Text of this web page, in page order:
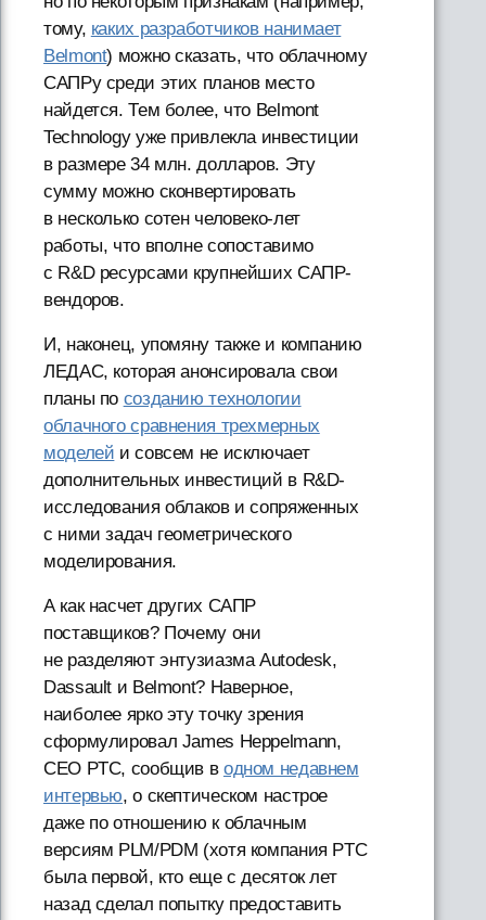
тому, каких разработчиков нанимает
Belmont) можно сказать, что облачному
САПРу среди этих планов место
найдется. Тем более, что Belmont
Technology уже привлекла инвестиции
в размере 34 млн. долларов. Эту
сумму можно сконвертировать
в несколько сотен человеко-лет
работы, что вполне сопоставимо
с R&D ресурсами крупнейших САПР-
вендоров.
И, наконец, упомяну также и компанию
ЛЕДАС, которая анонсировала свои
планы по созданию технологии
облачного сравнения трехмерных
моделей и совсем не исключает
дополнительных инвестиций в R&D-
исследования облаков и сопряженных
с ними задач геометрического
моделирования.
А как насчет других САПР
поставщиков? Почему они
не разделяют энтузиазма Autodesk,
Dassault и Belmont? Наверное,
наиболее ярко эту точку зрения
сформулировал James Heppelmann,
CEO PTC, сообщив в одном недавнем
интервью, о скептическом настрое
даже по отношению к облачным
версиям PLM/PDM (хотя компания PTC
была первой, кто еще с десяток лет
назад сделал попытку предоставить